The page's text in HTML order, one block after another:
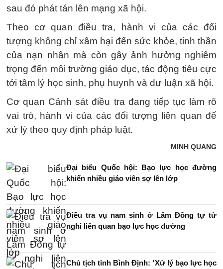
sau đó phát tán lên mạng xã hội.
Theo cơ quan điều tra, hành vi của các đối
tượng không chỉ xâm hại đến sức khỏe, tinh thần
của nạn nhân mà còn gây ảnh hưởng nghiêm
trọng đến môi trường giáo dục, tác động tiêu cực
tới tâm lý học sinh, phụ huynh và dư luận xã hội.
Cơ quan Cảnh sát điều tra đang tiếp tục làm rõ
vai trò, hành vi của các đối tượng liên quan để
xử lý theo quy định pháp luật.
MINH QUANG
Đại biểu Quốc hội: Bạo lực học đường
khiến nhiều giáo viên sợ lên lớp
Điều tra vụ nam sinh ở Lâm Đồng tự tử
nghi liên quan bạo lực học đường
Chủ tịch tỉnh Bình Định: 'Xử lý bạo lực học